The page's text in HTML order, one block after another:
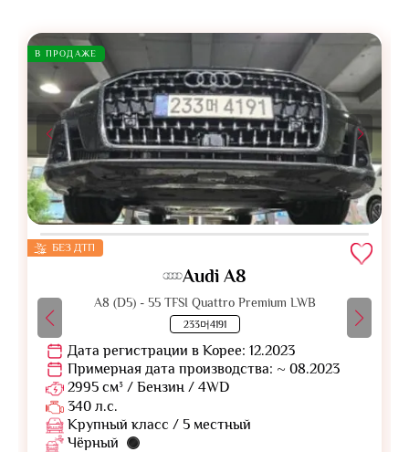
В ПРОДАЖЕ
БЕЗ ДТП
Audi A8
A8 (D5) - 55 TFSI Quattro Premium LWB
233머4191
Дата регистрации в Корее: 12.2023
Примерная дата производства: ~ 08.2023
2995 см³ / Бензин / 4WD
340 л.с.
Крупный класс / 5 местный
Чёрный